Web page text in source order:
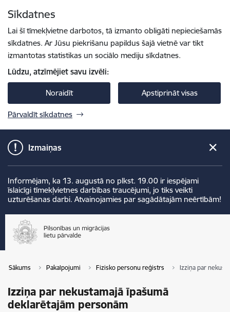
Sīkdatnes
Lai šī tīmekļvietne darbotos, tā izmanto obligāti nepieciešamās
sīkdatnes. Ar Jūsu piekrišanu papildus šajā vietnē var tikt
izmantotas statistikas un sociālo mediju sīkdatnes.
Lūdzu, atzīmējiet savu izvēli:
Noraidīt Apstiprināt visas
Pārvaldīt sīkdatnes
Izmaiņas
Informējam, ka 13. augustā no plkst. 19.00 ir iespējami
īslaicīgi tīmekļvietnes darbības traucējumi, jo tiks veikti
uzturēšanas darbi. Atvainojamies par sagādātajām neērtībām!
Sākums Pakalpojumi Fizisko personu reģistrs Izziņa par
Izziņa par nekustamajā īpašumā
deklarētajām personām